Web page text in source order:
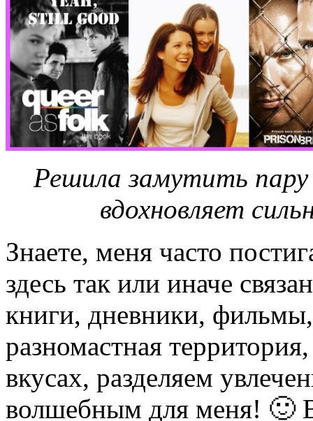
Решила замутить
вдохновляет
Знаете, меня часто
здесь так или иначе
книги, дневники,
разномастная
вкусах, разделяем
волшебным для меня! 🙂